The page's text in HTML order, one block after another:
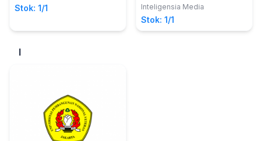
Stok: 1/1
Hukum Islamdemi
Mewujudkan Maqashid
Al-Syari
Inteligensia Media
Stok: 1/1
I